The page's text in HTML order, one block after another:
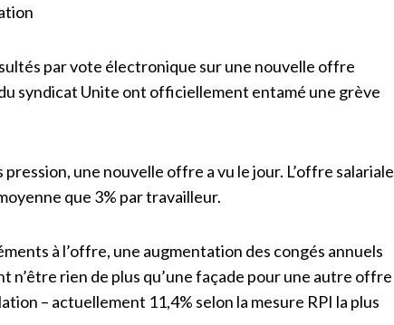
par vote électronique sur une nouvelle offre
syndicat Unite ont officiellement entamé une grève
une nouvelle offre a vu le jour. L’offre salariale
que 3% par travailleur.
à l’offre, une augmentation des congés annuels
n’être rien de plus qu’une façade pour une autre offre
– actuellement 11,4% selon la mesure RPI la plus